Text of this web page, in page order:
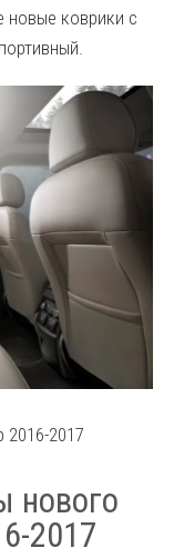
новые коврики с
2017
нового
2017